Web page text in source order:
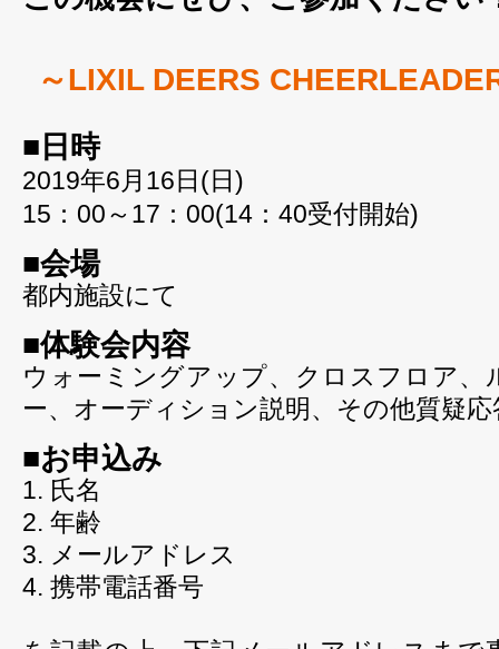
～LIXIL DEERS
■日時
2019年6月16日(日)
15：00～17：00(14：40受付開始)
■会場
都内施設にて
■体験会内容
ウォーミングアップ、クロスフロア、
ー、オーディション説明、その他質疑
■お申込み
1. 氏名
2. 年齢
3. メールアドレス
4. 携帯電話番号